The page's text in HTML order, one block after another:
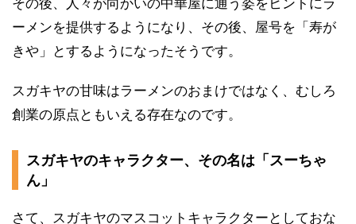
ーメンを提供するようになり、その後、屋号を「寿が
きや」とするようになったそうです。
スガキヤの甘味はラーメンのおまけではなく、むしろ
創業の原点ともいえる存在なのです。
スガキヤのキャラクター、その名は「スーちゃ
ん」
さて、スガキヤのマスコットキャラクターとしておな